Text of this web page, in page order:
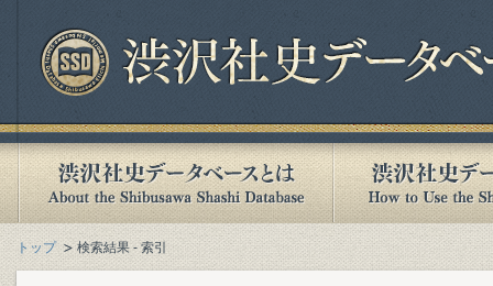
トップ 検索結果 - 索引